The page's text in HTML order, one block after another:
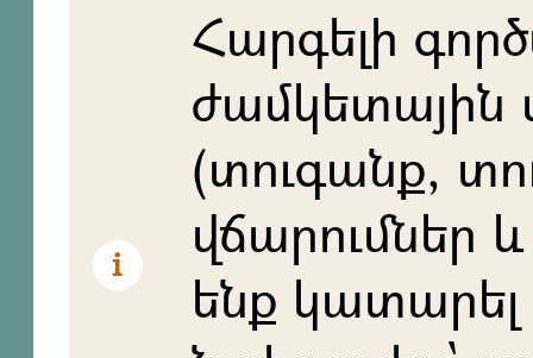
Հարգելի
ժամկետային
(տուգանք,
վճարումներ
ենք կատարել